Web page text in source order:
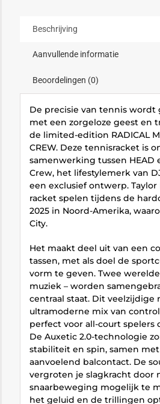
Beschrijving
Aanvullende informatie
Beoordelingen (0)
De precisie van tennis wordt
met een zorgeloze geest en
de limited-edition RADICAL
CREW. Deze tennisracket is
samenwerking tussen HEAD
Crew, het lifestylemerk van
een exclusief ontwerp.
racket spelen tijdens de
2025 in Noord-Amerika,
City.
Het maakt deel uit van een
tassen, met als doel de
vorm te geven. Twee
muziek – worden
centraal staat. Dit veelzijdige
ultramoderne mix van
perfect voor all-court spelers
De Auxetic 2.0-technologie
stabiliteit en spin, samen
aanvoelend balcontact. De
vergroten je slagkracht door
snaarbeweging mogelijk te
het geluid en de trillingen